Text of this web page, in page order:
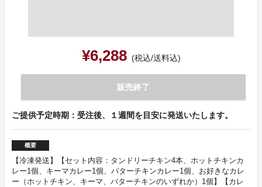
¥6,288 (税込/送料込)
販売終了
ご提供予定時期：受注後、１週間を目安に発送いたします。
概要
【冷凍発送】【セット内容：タンドリーチキン4本、ホットチキンカ
レー1個、キーマカレー1個、バターチキンカレー1個、お好きなカレ
ー（ホットチキン、キーマ、バターチキンのいずれか）1個】【カレ